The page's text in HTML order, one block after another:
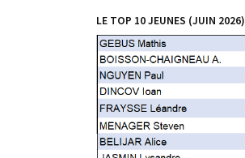
LE TOP 10 JEUNES (JUIN 2026)